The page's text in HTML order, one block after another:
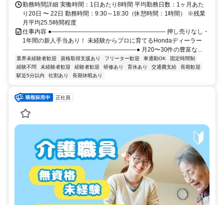
勤務時間詳細 実働時間：1日あたり8時間 平均勤務日数：1ヶ月あた
り20日 〜 22日 勤務時間：9:30～18:30（休憩時間：1時間） ※残業
月平均25.5時間程度
仕事内容 ●――――――――――――――――――― 押し売りなし・
1年間の新人手当あり！ 未経験からプロに育てるHondaディーラー
―――――――――――――――――――● 月20〜30件の豊富な...
業界未経験者歓迎 資格取得支援あり フリーター歓迎 車通勤OK
固定時間制
経験不問
未経験者歓迎 経験者歓迎 研修あり 育休あり 交通費支給
長期歓迎
駅近5分以内
社割あり 長期休暇あり
正社員